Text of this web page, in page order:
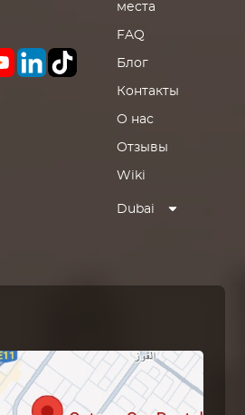
места
FAQ
Блог
Контакты
О нас
Отзывы
Wiki
Dubai